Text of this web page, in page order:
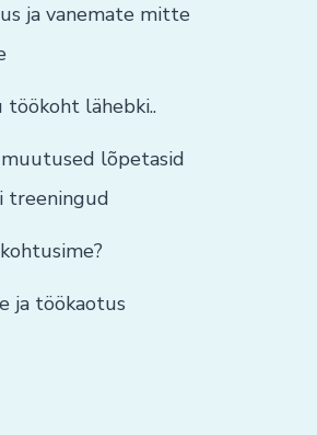
ja vanemate mitte
töökoht lähebki..
lõpetasid
treeningud
ja töökaotus